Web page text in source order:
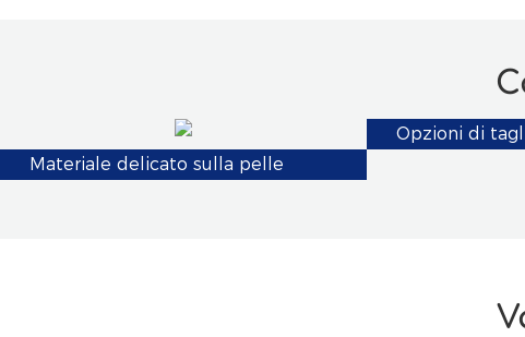
Opzioni di
Materiale delicato sulla pelle